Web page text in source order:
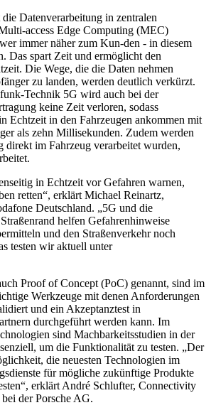
Datenverarbeitung in zentralen
access Edge Computing (MEC)
immer näher zum Kun-den - in diesem
Das spart Zeit und ermöglicht den
Die Wege, die die Daten nehmen
zu landen, werden deutlich verkürzt.
Technik 5G wird auch bei der
keine Zeit verloren, sodass
Echtzeit in den Fahrzeugen ankommen mit
als zehn Millisekunden. Zudem werden
direkt im Fahrzeug verarbeitet wurden,
in Echtzeit vor Gefahren warnen,
retten“, erklärt Michael Reinartz,
Deutschland. „5G und die
helfen Gefahrenhinweise
und den Straßenverkehr noch
testen wir aktuell unter
Proof of Concept (PoC) genannt, sind im
Werkzeuge mit denen Anforderungen
und ein Akzeptanztest in
durchgeführt werden kann. Im
sind Machbarkeitsstudien in der
um die Funktionalität zu testen. „Der
die neuesten Technologien im
für mögliche zukünftige Produkte
erklärt André Schlufter, Connectivity
der Porsche AG.